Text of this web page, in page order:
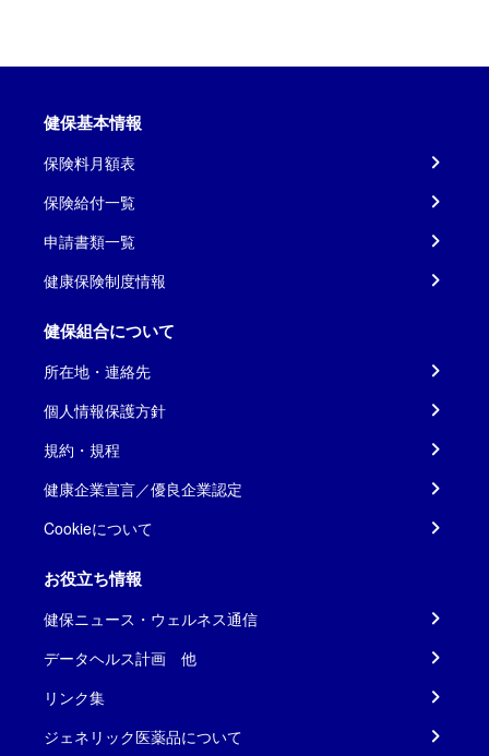
健保基本情報
保険料月額表
保険給付一覧
申請書類一覧
健康保険制度情報
健保組合について
所在地・連絡先
個人情報保護方針
規約・規程
健康企業宣言／優良企業認定
Cookieについて
お役立ち情報
健保ニュース・ウェルネス通信
データヘルス計画 他
リンク集
ジェネリック医薬品について